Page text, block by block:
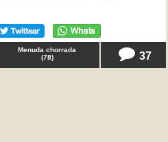
Menuda chorrada
(78) 37